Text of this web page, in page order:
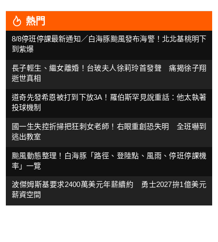
熱門
8/8停班停課最新通知／白海豚颱風發布海警！北北基桃明下
到紫爆
長子輕生、繼女離婚！台玻夫人徐莉玲首發聲 痛揭徐子翔
逝世真相
道奇先發希恩被打到下放3A！羅伯斯罕見說重話：他太執著
投球機制
國一生失控折掃把狂刺女老師！右眼重創恐失明 全班嚇到
逃出教室
颱風動態整理！白海豚「路徑、登陸點、風雨、停班停課機
率」一覽
波傑姆斯基要求2400萬美元年薪續約 勇士2027拚1億美元
薪資空間